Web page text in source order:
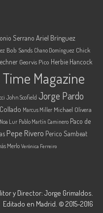
Serrano Ariel Brínguez
Bob Sands Chano Domínguez Chick
Georvis Pico Herbie Hancock
Magazine
John Scofield Jorge Pardo
Marcus Miller Michael Olivera
Noa Lur Pablo Martín Caminero Paco de
Pepe Rivero Perico Sambeat
Merlo Verónica Ferreiro
y Director: Jorge Grimaldos.
Editado en Madrid. © 2015-2016